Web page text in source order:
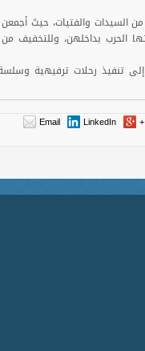
السيدات والفتيات، حيث
الحرب بداخلهن، وللتخفيف
إلى تنفيذ رحلات ترفيهية
LinkedIn
Email